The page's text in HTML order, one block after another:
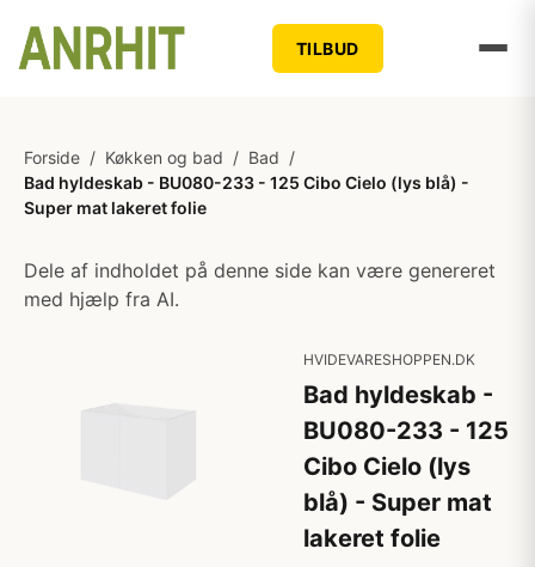
TILBUD
Forside / Køkken og bad / Bad /
Bad hyldeskab - BU080-233 - 125 Cibo Cielo (lys blå) -
Super mat lakeret folie
Dele af indholdet på denne side kan være genereret
med hjælp fra AI.
HVIDEVARESHOPPEN.DK
Bad hyldeskab -
BU080-233 - 125
Cibo Cielo (lys
blå) - Super mat
lakeret folie